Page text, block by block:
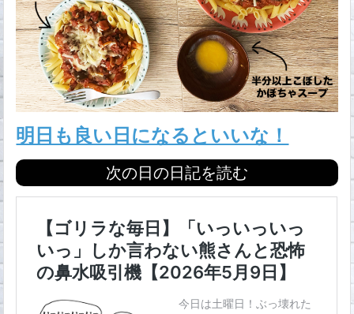
明日も良い日になるといいな！
次の日の日記を読む